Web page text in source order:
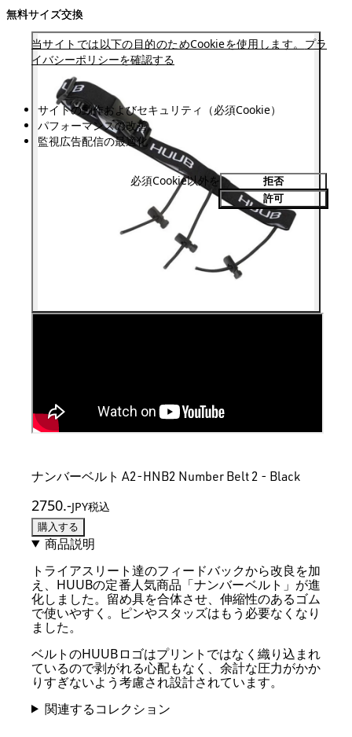
当サイトでは以下の目的のためCookieを使用します。 プラ
イバシーポリシーを確認する
サイトの動作およびセキュリティ（必須Cookie）
パフォーマンスの改善
監視広告配信の最適化
必須Cookie以外を
拒否
許可
ナンバーベルト A2-HNB2 Number Belt 2 - Black
2750.-JPY税込
購入する
商品説明
トライアスリート達のフィードバックから改良を加
え、HUUBの定番人気商品「ナンバーベルト」が進
化しました。留め具を合体させ、伸縮性のあるゴム
で使いやすく。ピンやスタッズはもう必要なくなり
ました。
ベルトのHUUBロゴはプリントではなく織り込まれ
ているので剥がれる心配もなく、余計な圧力がかか
りすぎないよう考慮され設計されています。
関連するコレクション
無料サイズ交換
無料サイズ交換